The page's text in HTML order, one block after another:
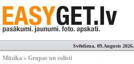
Svētdiena, 09.Augusts 2026.
Mūzika » Grupas un solisti